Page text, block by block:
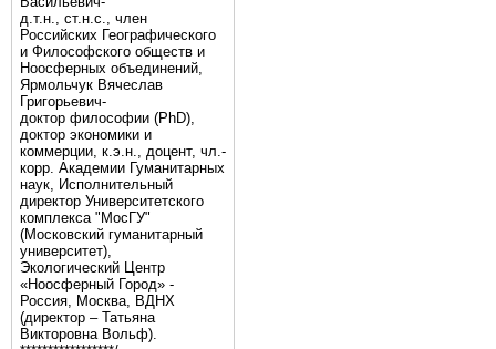
д.т.н., ст.н.с., член
Российских Географического
и Философского обществ и
Ноосферных объединений,
Ярмольчук Вячеслав
Григорьевич-
доктор философии (PhD),
доктор экономики и
коммерции, к.э.н., доцент, чл.-
корр. Академии Гуманитарных
наук, Исполнительный
директор Университетского
комплекса "МосГУ"
(Московский гуманитарный
университет),
Экологический Центр
«Ноосферный Город» -
Россия, Москва, ВДНХ
(директор – Татьяна
Викторовна Вольф).